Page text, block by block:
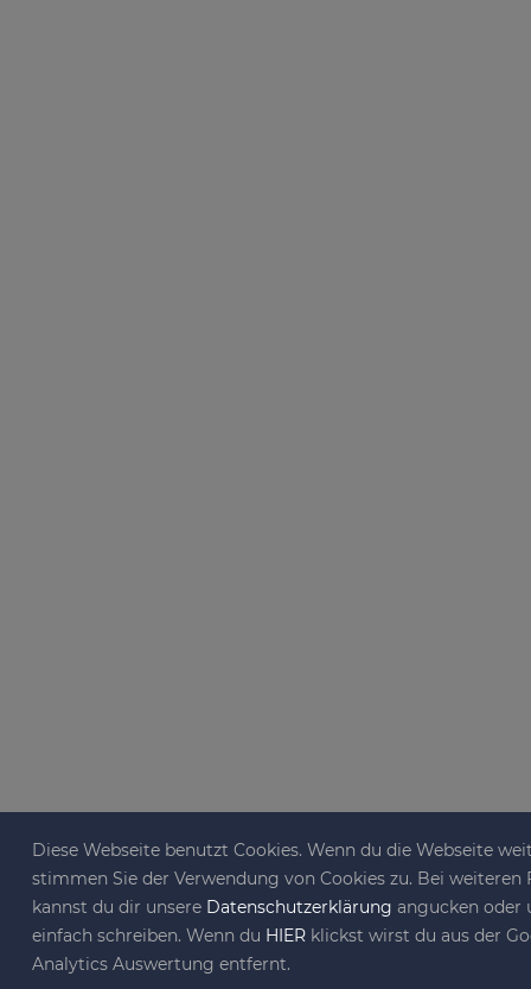
Diese Webseite benutzt Cookies. Wenn du die Webseite
stimmen Sie der Verwendung von Cookies zu. Bei weiteren
kannst du dir unsere Datenschutzerklärung angucken oder
einfach schreiben. Wenn du HIER klickst wirst du aus der
Analytics Auswertung entfernt.